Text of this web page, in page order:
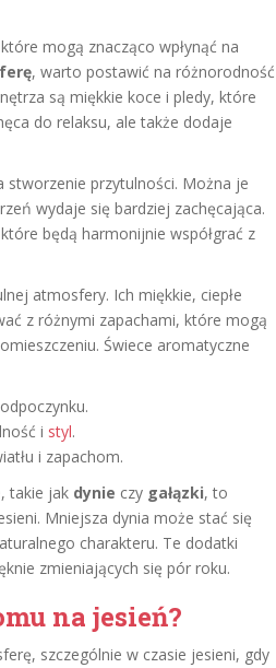
mogą znacząco wpłynąć na
, warto postawić na różnorodność
są miękkie koce i pledy, które
do relaksu, ale także dodaje
przytulności. Można je
wydaje się bardziej zachęcająca.
będą harmonijnie współgrać z
atmosfery. Ich miękkie, ciepłe
z różnymi zapachami, które mogą
Świece aromatyczne
i styl.
i zapachom.
takie jak dynie czy gałązki, to
Mniejsza dynia może stać się
charakteru. Te dodatki
zmieniających się pór roku.
na jesień?
szczególnie w czasie jesieni, gdy